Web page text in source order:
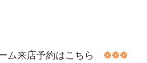
ム来店予約はこちら ❁❁❁